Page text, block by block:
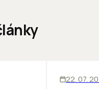
22. 07.